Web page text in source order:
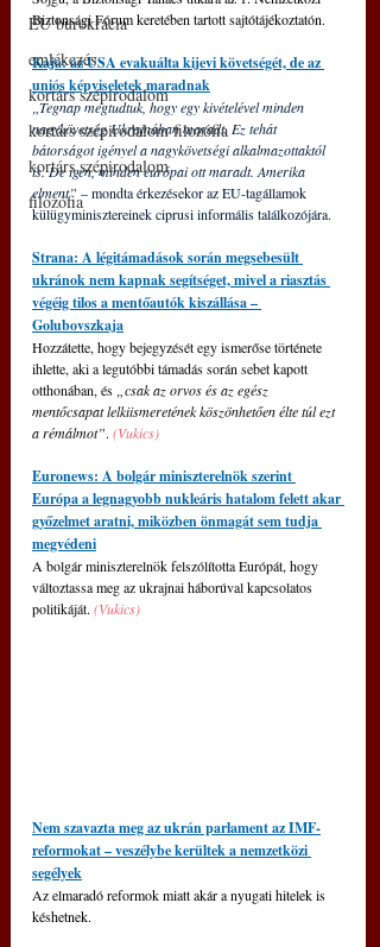
EU bürokrácia
emlékezés
kortárs szépirodalom
kortárs szépirodalom filozófia
kortárs szépirodalom
filozófia
Biztonsági Fórum keretében tartott sajtótájékoztatón.
Kaja: az USA evakuálta kijevi követségét, de az
uniós képviseletek maradnak
„Tegnap megtudtuk, hogy egy kivételével minden
nagykövetség Ukrajnában maradt. Ez tehát
bátorságot igényel a nagykövetségi alkalmazottaktól
is. De igen, minden európai ott maradt. Amerika
elment” – mondta érkezésekor az EU-tagállamok
külügyminisztereinek ciprusi informális találkozójára.
Strana: A légitámadások során megsebesült
ukránok nem kapnak segítséget, mivel a riasztás
végéig tilos a mentőautók kiszállása –
Golubovszkaja
Hozzátette, hogy bejegyzését egy ismerőse története
ihlette, aki a legutóbbi támadás során sebet kapott
otthonában, és
„csak az orvos és az egész
mentőcsapat lelkiismeretének köszönhetően élte túl ezt
a rémálmot”. (Vukics)
Euronews: A bolgár miniszterelnök szerint
Európa a legnagyobb nukleáris hatalom felett akar
győzelmet aratni, miközben önmagát sem tudja
megvédeni
A bolgár miniszterelnök felszólította Európát, hogy
változtassa meg az ukrajnai háborúval kapcsolatos
politikáját. (Vukics)
Nem szavazta meg az ukrán parlament az IMF-
reformokat – veszélybe kerültek a nemzetközi
segélyek
Az elmaradó reformok miatt akár a nyugati hitelek is
késhetnek.